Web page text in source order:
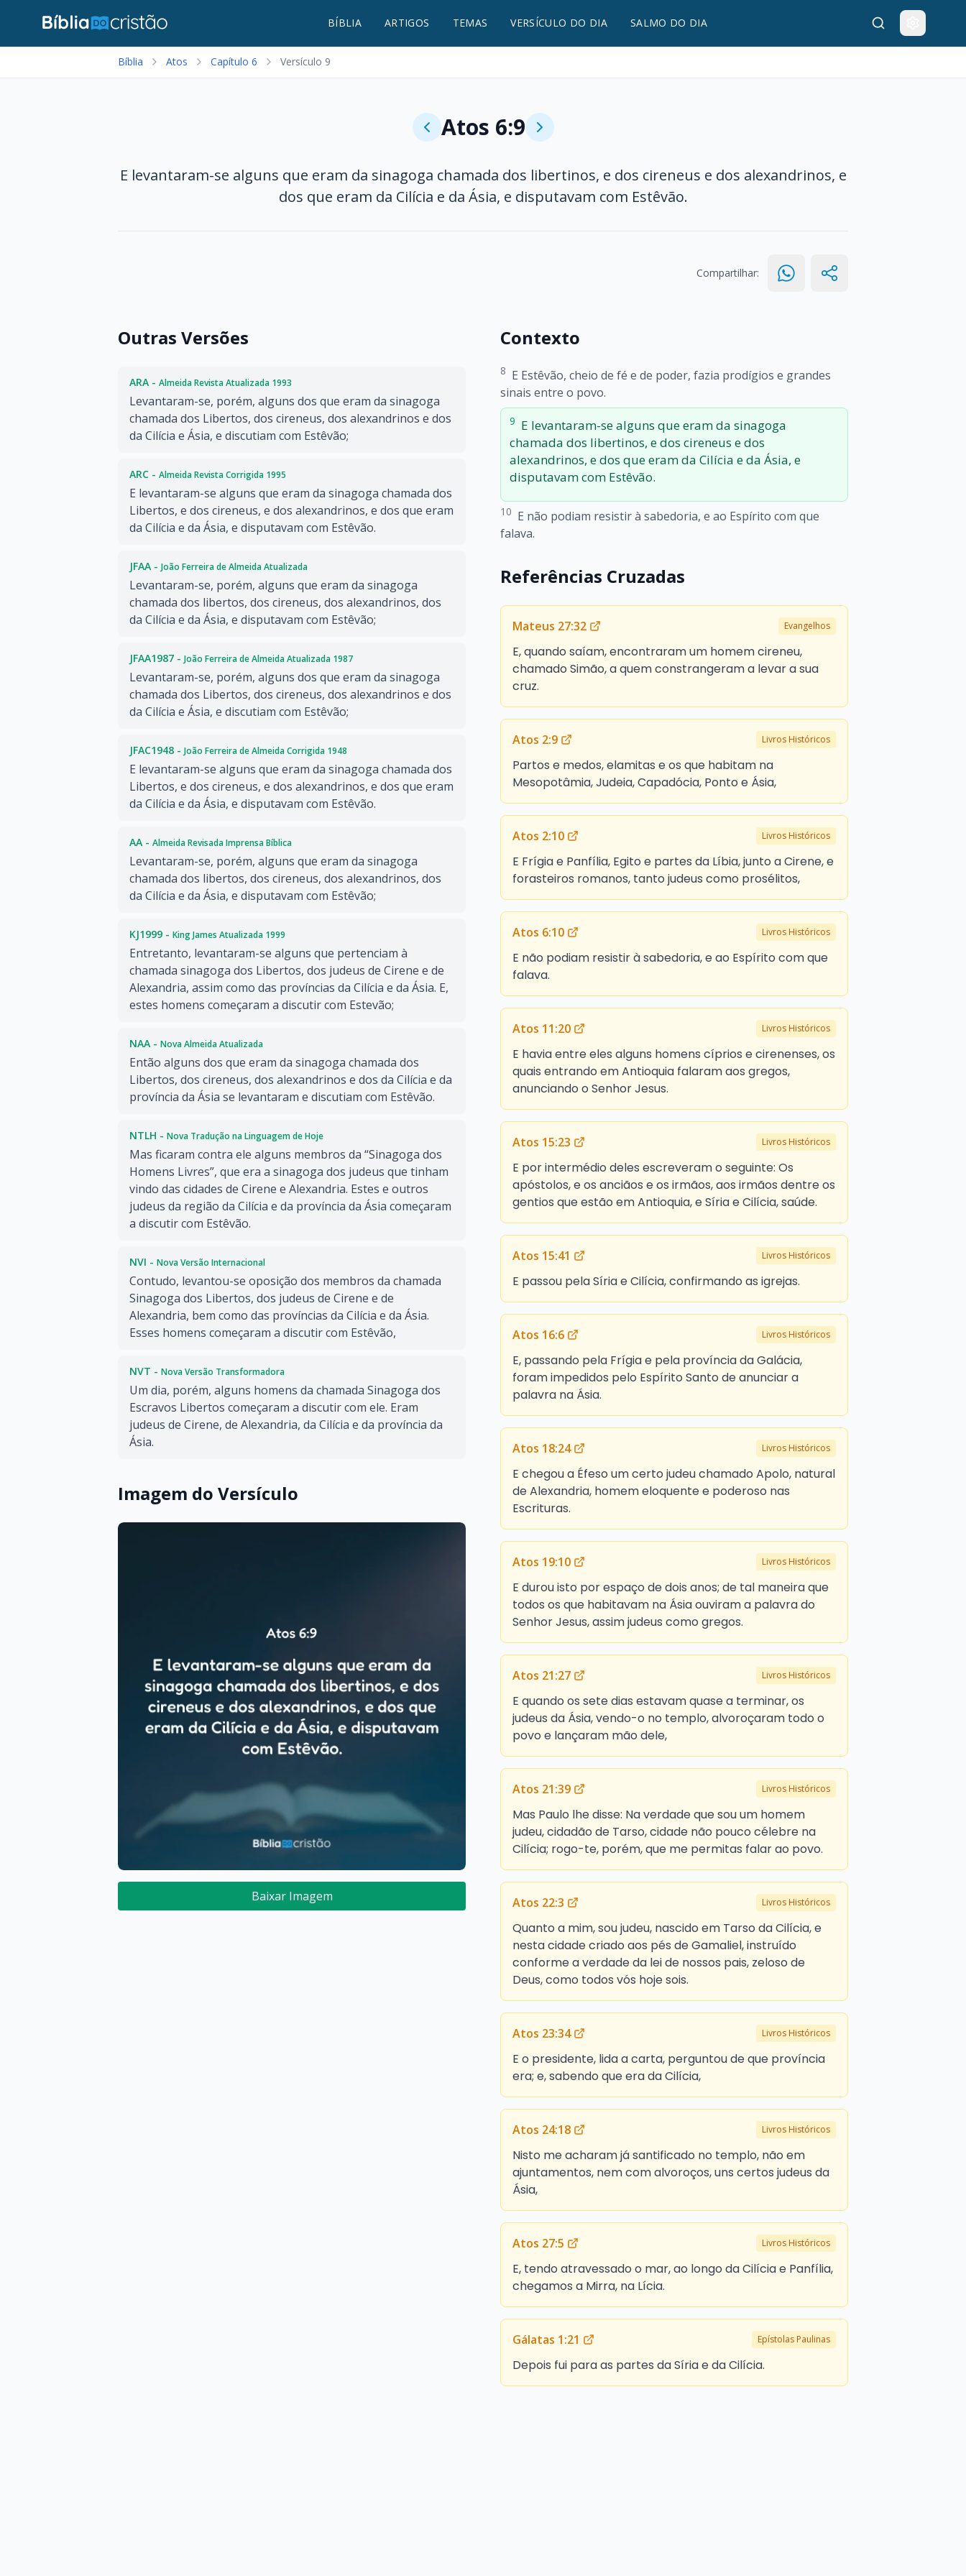
BÍBLIA ARTIGOS TEMAS VERSÍCULO DO DIA SALMO DO DIA
Bíblia Atos Capítulo 6 Versículo 9
Atos 6:9
E levantaram-se alguns que eram da sinagoga chamada dos libertinos, e dos cireneus e dos alexandrinos, e
dos que eram da Cilícia e da Ásia, e disputavam com Estêvão.
Compartilhar:
Outras Versões
ARA - Almeida Revista Atualizada 1993
Levantaram-se, porém, alguns dos que eram da sinagoga
chamada dos Libertos, dos cireneus, dos alexandrinos e dos
da Cilícia e Ásia, e discutiam com Estêvão;
ARC - Almeida Revista Corrigida 1995
E levantaram-se alguns que eram da sinagoga chamada dos
Libertos, e dos cireneus, e dos alexandrinos, e dos que eram
da Cilícia e da Ásia, e disputavam com Estêvão.
JFAA - João Ferreira de Almeida Atualizada
Levantaram-se, porém, alguns que eram da sinagoga
chamada dos libertos, dos cireneus, dos alexandrinos, dos
da Cilícia e da Ásia, e disputavam com Estêvão;
JFAA1987 - João Ferreira de Almeida Atualizada 1987
Levantaram-se, porém, alguns dos que eram da sinagoga
chamada dos Libertos, dos cireneus, dos alexandrinos e dos
da Cilícia e Ásia, e discutiam com Estêvão;
JFAC1948 - João Ferreira de Almeida Corrigida 1948
E levantaram-se alguns que eram da sinagoga chamada dos
Libertos, e dos cireneus, e dos alexandrinos, e dos que eram
da Cilícia e da Ásia, e disputavam com Estêvão.
AA - Almeida Revisada Imprensa Bíblica
Levantaram-se, porém, alguns que eram da sinagoga
chamada dos libertos, dos cireneus, dos alexandrinos, dos
da Cilícia e da Ásia, e disputavam com Estêvão;
KJ1999 - King James Atualizada 1999
Entretanto, levantaram-se alguns que pertenciam à
chamada sinagoga dos Libertos, dos judeus de Cirene e de
Alexandria, assim como das províncias da Cilícia e da Ásia. E,
estes homens começaram a discutir com Estevão;
NAA - Nova Almeida Atualizada
Então alguns dos que eram da sinagoga chamada dos
Libertos, dos cireneus, dos alexandrinos e dos da Cilícia e da
província da Ásia se levantaram e discutiam com Estêvão.
NTLH - Nova Tradução na Linguagem de Hoje
Mas ficaram contra ele alguns membros da “Sinagoga dos
Homens Livres”, que era a sinagoga dos judeus que tinham
vindo das cidades de Cirene e Alexandria. Estes e outros
judeus da região da Cilícia e da província da Ásia começaram
a discutir com Estêvão.
NVI - Nova Versão Internacional
Contudo, levantou-se oposição dos membros da chamada
Sinagoga dos Libertos, dos judeus de Cirene e de
Alexandria, bem como das províncias da Cilícia e da Ásia.
Esses homens começaram a discutir com Estêvão,
NVT - Nova Versão Transformadora
Um dia, porém, alguns homens da chamada Sinagoga dos
Escravos Libertos começaram a discutir com ele. Eram
judeus de Cirene, de Alexandria, da Cilícia e da província da
Ásia.
Imagem do Versículo
Baixar Imagem
Contexto
8 E Estêvão, cheio de fé e de poder, fazia prodígios e grandes
sinais entre o povo.
9 E levantaram-se alguns que eram da sinagoga
chamada dos libertinos, e dos cireneus e dos
alexandrinos, e dos que eram da Cilícia e da Ásia, e
disputavam com Estêvão.
10 E não podiam resistir à sabedoria, e ao Espírito com que
falava.
Referências Cruzadas
Mateus 27:32 Evangelhos
E, quando saíam, encontraram um homem cireneu,
chamado Simão, a quem constrangeram a levar a sua
cruz.
Atos 2:9 Livros Históricos
Partos e medos, elamitas e os que habitam na
Mesopotâmia, Judeia, Capadócia, Ponto e Ásia,
Atos 2:10 Livros Históricos
E Frígia e Panfília, Egito e partes da Líbia, junto a Cirene, e
forasteiros romanos, tanto judeus como prosélitos,
Atos 6:10 Livros Históricos
E não podiam resistir à sabedoria, e ao Espírito com que
falava.
Atos 11:20 Livros Históricos
E havia entre eles alguns homens cíprios e cirenenses, os
quais entrando em Antioquia falaram aos gregos,
anunciando o Senhor Jesus.
Atos 15:23 Livros Históricos
E por intermédio deles escreveram o seguinte: Os
apóstolos, e os anciãos e os irmãos, aos irmãos dentre os
gentios que estão em Antioquia, e Síria e Cilícia, saúde.
Atos 15:41 Livros Históricos
E passou pela Síria e Cilícia, confirmando as igrejas.
Atos 16:6 Livros Históricos
E, passando pela Frígia e pela província da Galácia,
foram impedidos pelo Espírito Santo de anunciar a
palavra na Ásia.
Atos 18:24 Livros Históricos
E chegou a Éfeso um certo judeu chamado Apolo, natural
de Alexandria, homem eloquente e poderoso nas
Escrituras.
Atos 19:10 Livros Históricos
E durou isto por espaço de dois anos; de tal maneira que
todos os que habitavam na Ásia ouviram a palavra do
Senhor Jesus, assim judeus como gregos.
Atos 21:27 Livros Históricos
E quando os sete dias estavam quase a terminar, os
judeus da Ásia, vendo-o no templo, alvoroçaram todo o
povo e lançaram mão dele,
Atos 21:39 Livros Históricos
Mas Paulo lhe disse: Na verdade que sou um homem
judeu, cidadão de Tarso, cidade não pouco célebre na
Cilícia; rogo-te, porém, que me permitas falar ao povo.
Atos 22:3 Livros Históricos
Quanto a mim, sou judeu, nascido em Tarso da Cilícia, e
nesta cidade criado aos pés de Gamaliel, instruído
conforme a verdade da lei de nossos pais, zeloso de
Deus, como todos vós hoje sois.
Atos 23:34 Livros Históricos
E o presidente, lida a carta, perguntou de que província
era; e, sabendo que era da Cilícia,
Atos 24:18 Livros Históricos
Nisto me acharam já santificado no templo, não em
ajuntamentos, nem com alvoroços, uns certos judeus da
Ásia,
Atos 27:5 Livros Históricos
E, tendo atravessado o mar, ao longo da Cilícia e Panfília,
chegamos a Mirra, na Lícia.
Gálatas 1:21 Epístolas Paulinas
Depois fui para as partes da Síria e da Cilícia.